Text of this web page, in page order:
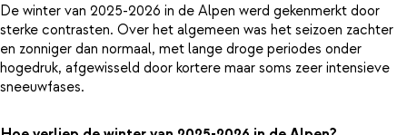
De winter van 2025-2026 in de Alpen werd gekenmerkt door
sterke contrasten. Over het algemeen was het seizoen zachter
en zonniger dan normaal, met lange droge periodes onder
hogedruk, afgewisseld door kortere maar soms zeer intensieve
sneeuwfases.